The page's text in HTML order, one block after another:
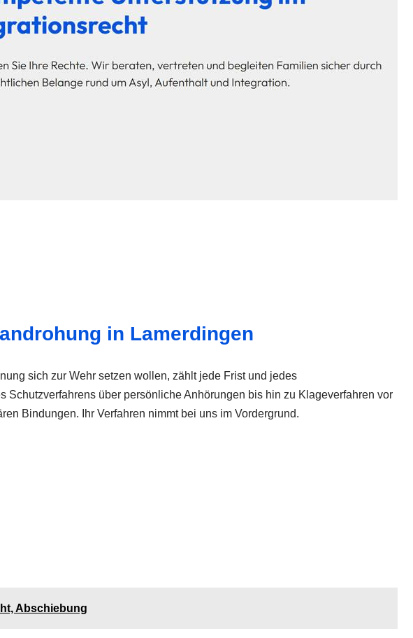
in Lamerdingen
sich zur Wehr setzen wollen, zählt jede Frist und jedes
über persönliche Anhörungen bis hin zu Klageverfahren vor
Bindungen. Ihr Verfahren nimmt bei uns im Vordergrund.
Abschiebung